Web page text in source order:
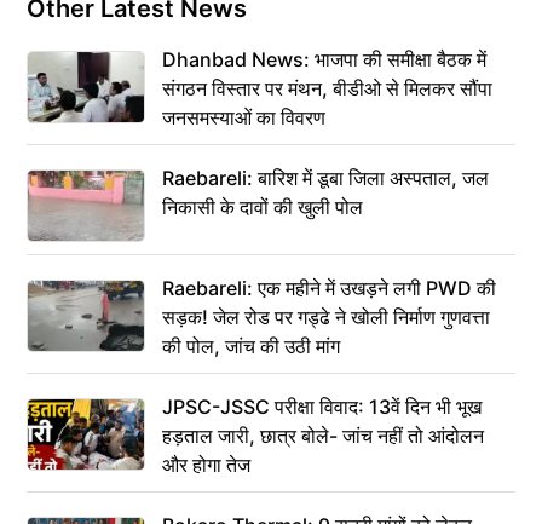
Other Latest News
Dhanbad News: भाजपा की समीक्षा बैठक में
संगठन विस्तार पर मंथन, बीडीओ से मिलकर सौंपा
जनसमस्याओं का विवरण
Raebareli: बारिश में डूबा जिला अस्पताल, जल
निकासी के दावों की खुली पोल
Raebareli: एक महीने में उखड़ने लगी PWD की
सड़क! जेल रोड पर गड्ढे ने खोली निर्माण गुणवत्ता
की पोल, जांच की उठी मांग
JPSC-JSSC परीक्षा विवाद: 13वें दिन भी भूख
हड़ताल जारी, छात्र बोले- जांच नहीं तो आंदोलन
और होगा तेज